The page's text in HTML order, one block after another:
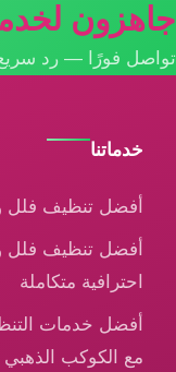
جاهزون
تواصل فورًا — رد
خدماتنا
أفضل تنظيف فلل
أفضل تنظيف فلل
احترافية متكاملة
أفضل خدمات
مع الكوكب الذهبي